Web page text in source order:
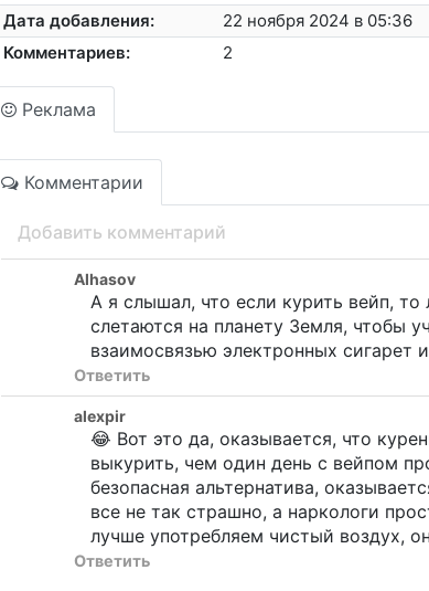
Дата добавления:
22 ноября 2024 в 05:36
Комментариев:
2
Реклама
Комментарии
Добавить комментарий
Alhasov
А я слышал, что если курить вейп,
слетаются на планету Земля, чтобы
взаимосвязью электронных сигарет
Ответить
alexpir
😂 Вот это да, оказывается, что
выкурить, чем один день с вейпом
безопасная альтернатива,
все не так страшно, а наркологи
лучше употребляем чистый воздух,
Ответить